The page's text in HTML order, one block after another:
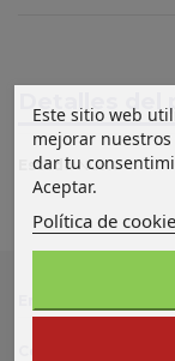
Detalles del
Estado Nuevo
Este sitio web
mejorar
dar tu
Aceptar.
Política de